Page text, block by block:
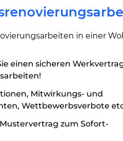
in einer
einen sicheren
Mitwirkungs- und
Wettbewerbsverbote
zum Sofort-